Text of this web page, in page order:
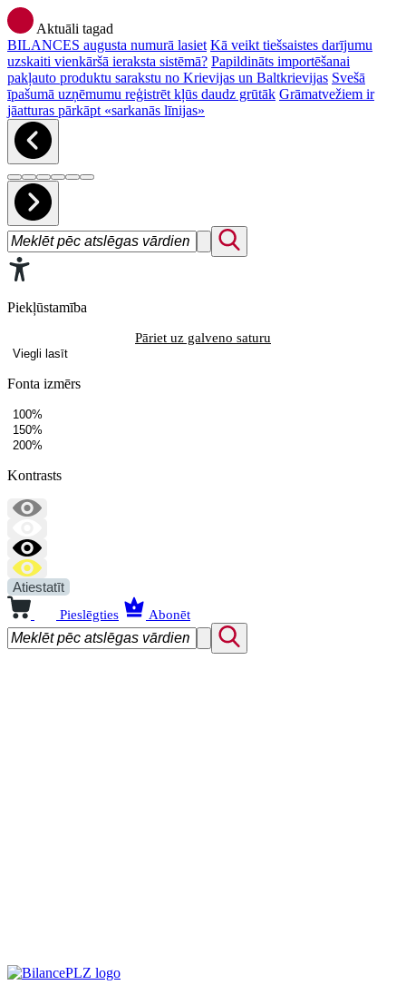
Aktuāli tagad
BILANCES augusta numurā lasiet Kā veikt tiešsaistes darījumu
uzskaiti vienkāršā ieraksta sistēmā? Papildināts importēšanai
pakļauto produktu sarakstu no Krievijas un Baltkrievijas Svešā
īpašumā uzņēmumu reģistrēt kļūs daudz grūtāk Grāmatvežiem ir
jāatturas pārkāpt «sarkanās līnijas»
Piekļūstamība
Pāriet uz galveno saturu
Viegli lasīt
Fonta izmērs
100%
150%
200%
Kontrasts
Atiestatīt
Pieslēgties Abonēt